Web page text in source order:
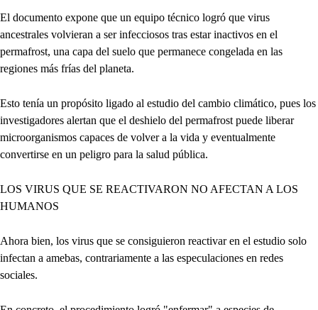
El documento expone que un equipo técnico logró que virus
ancestrales volvieran a ser infecciosos tras estar inactivos en el
permafrost, una capa del suelo que permanece congelada en las
regiones más frías del planeta.
Esto tenía un propósito ligado al estudio del cambio climático, pues los
investigadores alertan que el deshielo del permafrost puede liberar
microorganismos capaces de volver a la vida y eventualmente
convertirse en un peligro para la salud pública.
LOS VIRUS QUE SE REACTIVARON NO AFECTAN A LOS
HUMANOS
Ahora bien, los virus que se consiguieron reactivar en el estudio solo
infectan a amebas, contrariamente a las especulaciones en redes
sociales.